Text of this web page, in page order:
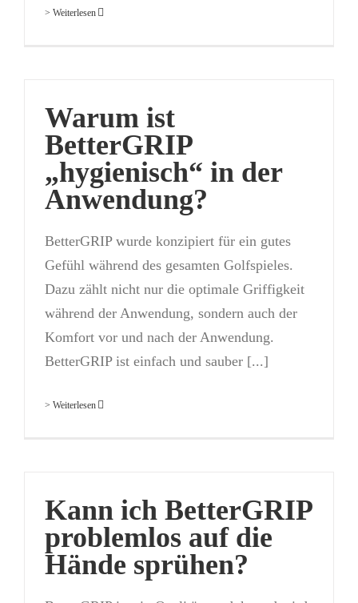
> Weiterlesen
Warum ist
BetterGRIP
„hygienisch“ in der
Anwendung?
BetterGRIP wurde konzipiert für ein gutes
Gefühl während des gesamten Golfspieles.
Dazu zählt nicht nur die optimale Griffigkeit
während der Anwendung, sondern auch der
Komfort vor und nach der Anwendung.
BetterGRIP ist einfach und sauber [...]
> Weiterlesen
Kann ich BetterGRIP
problemlos auf die
Hände sprühen?